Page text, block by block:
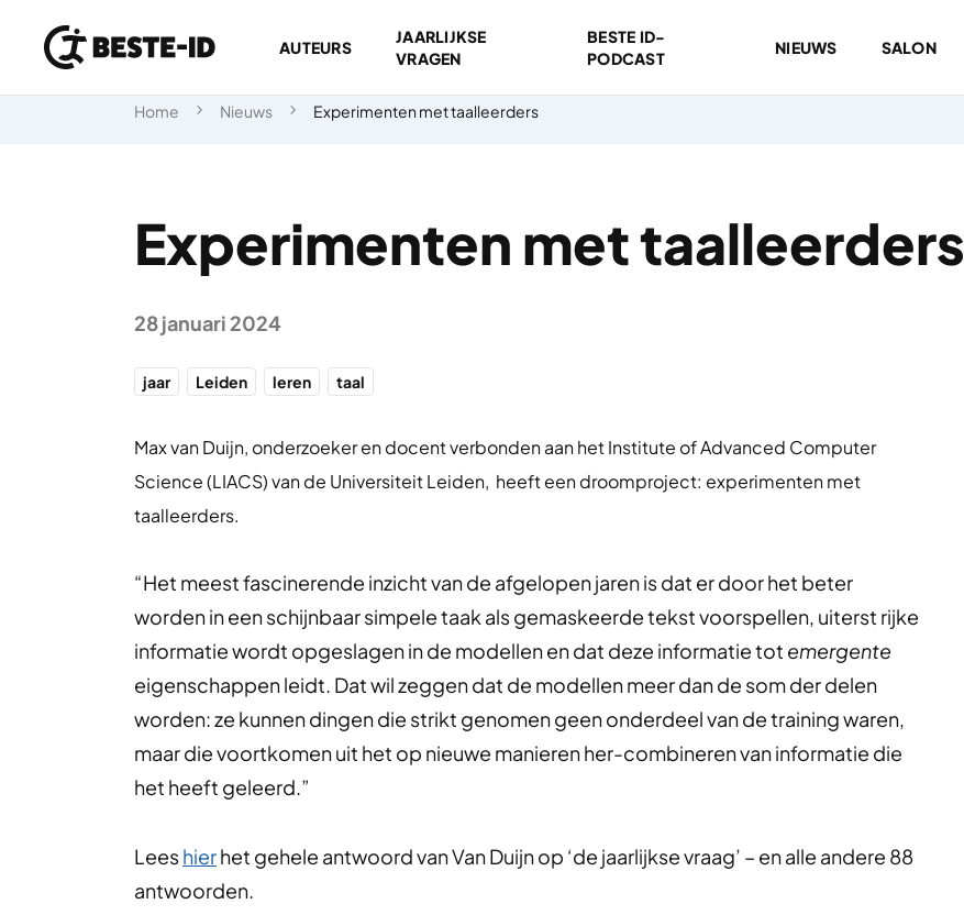
Ga naar inhoud
AUTEURS
JAARLIJKSE
VRAGEN
BESTE ID-
PODCAST
NIEUWS SALON
Home Nieuws Experimenten met taalleerders
Experimenten met taalleerders
28 januari 2024
jaar Leiden leren taal
Max van Duijn, onderzoeker en docent verbonden aan het Institute of Advanced Computer
Science (LIACS) van de Universiteit Leiden, heeft een droomproject: experimenten met
taalleerders.
“Het meest fascinerende inzicht van de afgelopen jaren is dat er door het beter
worden in een schijnbaar simpele taak als gemaskeerde tekst voorspellen, uiterst rijke
informatie wordt opgeslagen in de modellen en dat deze informatie tot emergente
eigenschappen leidt. Dat wil zeggen dat de modellen meer dan de som der delen
worden: ze kunnen dingen die strikt genomen geen onderdeel van de training waren,
maar die voortkomen uit het op nieuwe manieren her-combineren van informatie die
het heeft geleerd.”
Leeshierhet gehele antwoord van Van Duijn op ‘de jaarlijkse vraag’ – en alle andere 88
antwoorden.